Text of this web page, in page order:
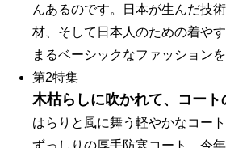
んあるのです。日本が生んだ技
材、そして日本人のための着や
まるベーシックなファッションを
第2特集
木枯らしに吹かれて、コート
はらりと風に舞う軽やかなコー
ずっしりの厚手防寒コート、今